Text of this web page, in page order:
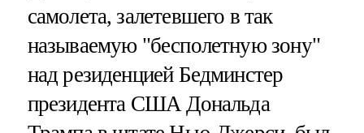
самолета, залетевшего в так
называемую "бесполетную зону"
над резиденцией Бедминстер
президента США Дональда